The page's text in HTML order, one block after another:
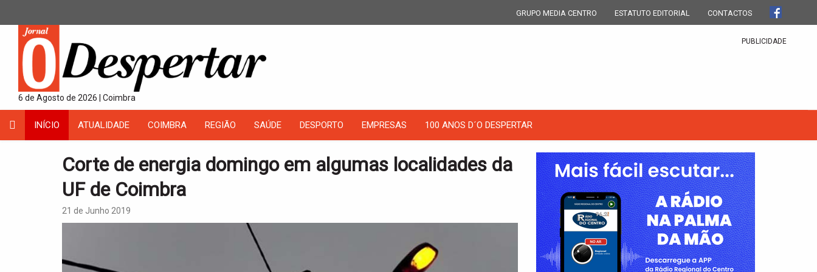
GRUPO MEDIA CENTRO ESTATUTO EDITORIAL CONTACTOS
6 de Agosto de 2026 | Coimbra
PUBLICIDADE
INÍCIO ATUALIDADE COIMBRA REGIÃO SAÚDE DESPORTO EMPRESAS 100 ANOS D´O DESPERTAR
Corte de energia domingo em algumas localidades da
UF de Coimbra
21 de Junho 2019